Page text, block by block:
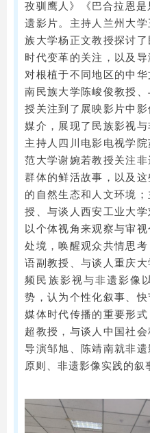
孜驯鹰人》《巴合拉恩
遗影片。主持人兰州大
族大学杨正文教授探讨
时代变革的关注，以及
对根植于不同地区的中
南民族大学陈峻俊教授
授关注到了展映影片中
媒介，展现了民族影视
主持人四川电影电视学
范大学谢婉若教授关注
群体的鲜活故事，以及
的自然生态和人文环境
授、与谈人西安工业大
以个体视角来观察与审
处境，唤醒观众共情思
语副教授、与谈人重庆
频民族影视与非遗影像
势，认为个性化叙事、
媒体时代传播的重要形
超教授，与谈人中国社
导演邹旭、陈靖南就非
原则、非遗影像实践的叙